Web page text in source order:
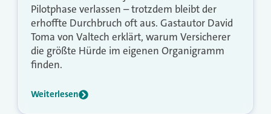
Pilotphase verlassen – trotzdem bleibt der
erhoffte Durchbruch oft aus. Gastautor David
Toma von Valtech erklärt, warum Versicherer
die größte Hürde im eigenen Organigramm
finden.
Weiterlesen